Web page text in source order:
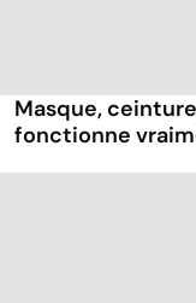
Masque,
fonctionne